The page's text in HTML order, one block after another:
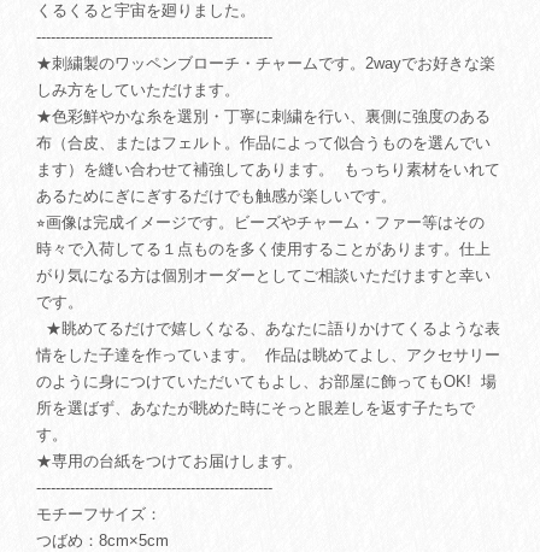
くるくると宇宙を廻りました。
-------------------------------------------------
★刺繍製のワッペンブローチ・チャームです。2wayでお好きな楽
しみ方をしていただけます。
★色彩鮮やかな糸を選別・丁寧に刺繍を行い、裏側に強度のある
布（合皮、またはフェルト。作品によって似合うものを選んでい
ます）を縫い合わせて補強してあります。 もっちり素材をいれて
あるためにぎにぎするだけでも触感が楽しいです。
⭐︎画像は完成イメージです。ビーズやチャーム・ファー等はその
時々で入荷してる１点ものを多く使用することがあります。仕上
がり気になる方は個別オーダーとしてご相談いただけますと幸い
です。
★眺めてるだけで嬉しくなる、あなたに語りかけてくるような表
情をした子達を作っています。 作品は眺めてよし、アクセサリー
のように身につけていただいてもよし、お部屋に飾ってもOK! 場
所を選ばず、あなたが眺めた時にそっと眼差しを返す子たちで
す。
★専用の台紙をつけてお届けします。
-------------------------------------------------
モチーフサイズ：
つばめ：8cm×5cm